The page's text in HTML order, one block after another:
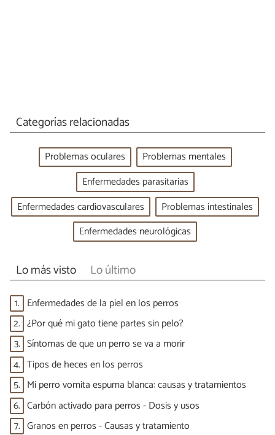
Categorías relacionadas
Problemas oculares
Problemas mentales
Enfermedades parasitarias
Enfermedades cardiovasculares
Problemas intestinales
Enfermedades neurológicas
Lo más visto Lo último
1. Enfermedades de la piel en los perros
2. ¿Por qué mi gato tiene partes sin pelo?
3. Síntomas de que un perro se va a morir
4. Tipos de heces en los perros
5. Mi perro vomita espuma blanca: causas y tratamientos
6. Carbón activado para perros - Dosis y usos
7. Granos en perros - Causas y tratamiento